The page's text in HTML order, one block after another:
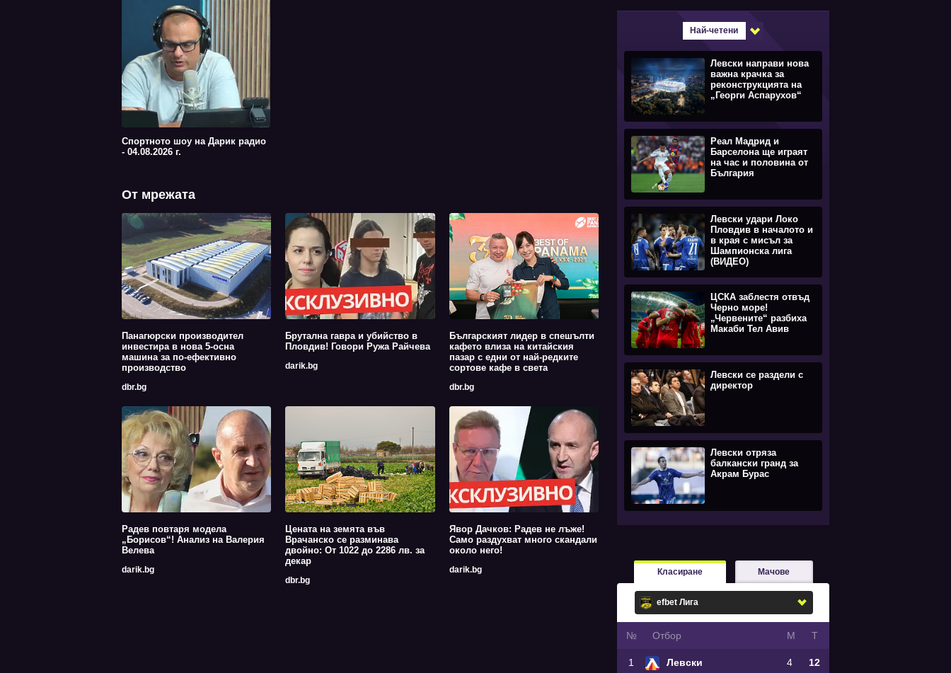
Спортното шоу на Дарик радио
- 04.08.2026 г.
От мрежата
Панагюрски производител
инвестира в нова 5-осна
машина за по-ефективно
производство
dbr.bg
Брутална гавра и убийство в
Пловдив! Говори Ружа Райчева
darik.bg
Българският лидер в спешълти
кафето влиза на китайския
пазар с едни от най-редките
сортове кафе в света
dbr.bg
Радев повтаря модела
„Борисов“! Анализ на Валерия
Велева
darik.bg
Цената на земята във
Врачанско се разминава
двойно: От 1022 до 2286 лв. за
декар
dbr.bg
Явор Дачков: Радев не лъже!
Само раздухват много скандали
около него!
darik.bg
Най-четени
Левски направи нова
важна крачка за
реконструкцията на
„Георги Аспарухов“
Реал Мадрид и
Барселона ще играят
на час и половина от
България
Левски удари Локо
Пловдив в началото и
в края с мисъл за
Шампионска лига
(ВИДЕО)
ЦСКА заблестя отвъд
Черно море!
„Червените“ разбиха
Макаби Тел Авив
Левски се раздели с
директор
Левски отряза
балкански гранд за
Акрам Бурас
Класиране Мачове
№ Oтбор М Т
1 Левски 4 12